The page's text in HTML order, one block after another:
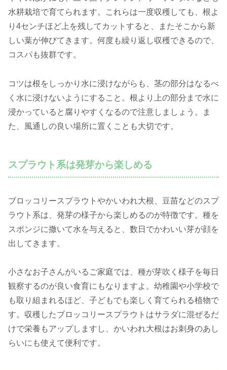
水耕栽培で育てられます。これらは一度収穫しても、根よ
り4センチほど上を残してカットすると、またそこから新
しい葉が伸びてきます。何度も繰り返し収穫できるので、
コスパも抜群です。
コツは根をしっかり水に浸けながらも、茎の部分はなるべ
く水に浸けないようにすること。根より上の部分まで水に
浸かっていると腐りやすくなるので注意しましょう。ま
た、風通しの良い場所に置くことも大切です。
スプラウト系は発芽から楽しめる
ブロッコリースプラウトやかいわれ大根、豆苗などのスプ
ラウト系は、発芽の様子から楽しめるのが特徴です。種を
スポンジに撒いて水を与えると、数日でかわいい芽が顔を
出してきます。
小さなお子さんがいるご家庭では、種が芽吹く様子を毎日
観察するのが良い食育にもなりますよ。幼稚園や小学校で
も取り組まれるほど、子どもでも楽しく育てられる植物で
す。収穫したブロッコリースプラウトはサラダに混ぜるだ
けで栄養もアップしますし、かいわれ大根はお刺身のあし
らいにも使えて便利です。